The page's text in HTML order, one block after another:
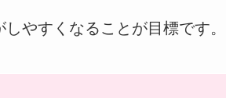
やすくなることが目標です。